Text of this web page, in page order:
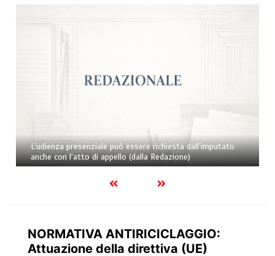
L’udienza presenziale può essere richiesta dall’imputato
anche con l’atto di appello (dalla Redazione)
NORMATIVA ANTIRICICLAGGIO:
Attuazione della direttiva (UE)